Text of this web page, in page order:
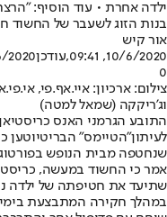
ילדה אחרת • עוד הוסיף:
בנות הזוג לשעבר של החשוד
אור קיש
10/6/2020, 09:41
,עודכן10:10
0
צילום: ארכיון: איי.אף.פי,
וג'ריקקה (שמאל למטה)
התובע הגרמני האנס
לעיתון"הטיימס" הבריטיוטען
אמר כי החשוד במעשה,
שתיעד את חטיפתה של ילדה
במהלך חקירה המתבצעת